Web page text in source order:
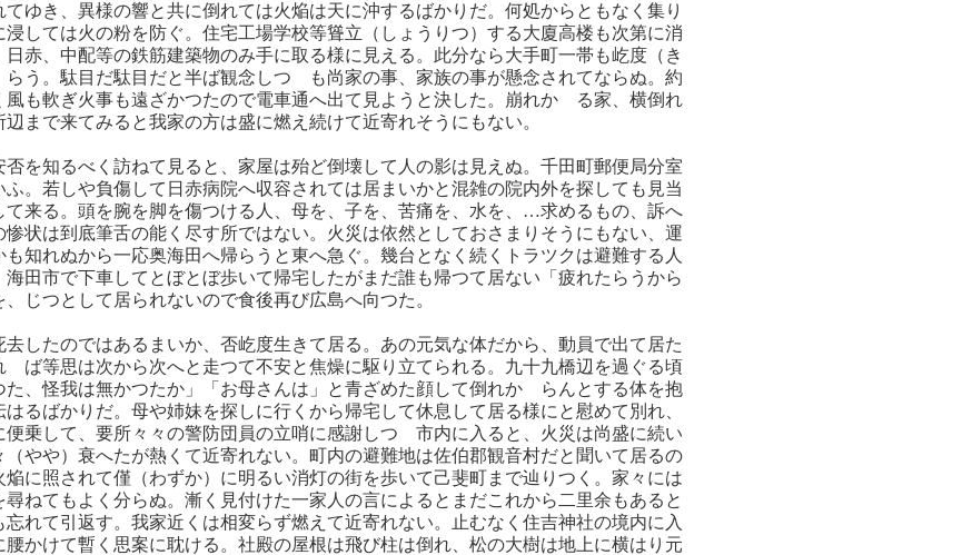
ゆき、異様の響と共に倒れては火焔は天に沖するばかりだ。何処からともなく集り
しては火の粉を防ぐ。住宅工場学校等聳立（しょうりつ）する大廈高楼も次第に消
赤、中配等の鉄筋建築物のみ手に取る様に見える。此分なら大手町一帯も屹度（き
う。駄目だ駄目だと半ば観念しつゝも尚家の事、家族の事が懸念されてならぬ。約
も軟ぎ火事も遠ざかつたので電車通へ出て見ようと決した。崩れかゝる家、横倒れ
まで来てみると我家の方は盛に燃え続けて近寄れそうにもない。
を知るべく訪ねて見ると、家屋は殆ど倒壊して人の影は見えぬ。千田町郵便局分室
。若しや負傷して日赤病院へ収容されては居まいかと混雑の院内外を探しても見当
て来る。頭を腕を脚を傷つける人、母を、子を、苦痛を、水を、…求めるもの、訴へ
状は到底筆舌の能く尽す所ではない。火災は依然としておさまりそうにもない、運
知れぬから一応奥海田へ帰らうと東へ急ぐ。幾台となく続くトラツクは避難する人
田市で下車してとぼとぼ歩いて帰宅したがまだ誰も帰つて居ない「疲れたらうから
じつとして居られないので食後再び広島へ向つた。
したのではあるまいか、否屹度生きて居る。あの元気な体だから、動員で出て居た
ば等思は次から次へと走つて不安と焦燥に駆り立てられる。九十九橋辺を過ぐる頃
、怪我は無かつたか」「お母さんは」と青ざめた顔して倒れかゝらんとする体を抱
るばかりだ。母や姉妹を探しに行くから帰宅して休息して居る様にと慰めて別れ、
乗して、要所々々の警防団員の立哨に感謝しつゝ市内に入ると、火災は尚盛に続い
やや）衰へたが熱くて近寄れない。町内の避難地は佐伯郡観音村だと聞いて居るの
に照されて僅（わずか）に明るい消灯の街を歩いて己斐町まで辿りつく。家々には
ねてもよく分らぬ。漸く見付けた一家人の言によるとまだこれから二里余もあると
れて引返す。我家近くは相変らず燃えて近寄れない。止むなく住吉神社の境内に入
かけて暫く思案に耽ける。社殿の屋根は飛び柱は倒れ、松の大樹は地上に横はり元